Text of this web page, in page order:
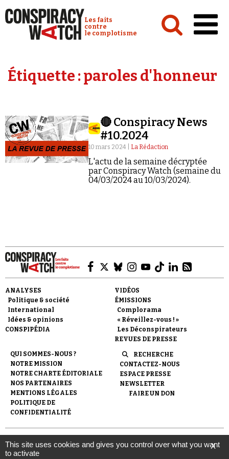
Conspiracy Watch :
Les faits
contre
le complotisme
Analyses
Vidéos
Émissions
Revues de presse
Faire un don
Demander à Vera
Étiquette :paroles d'honneur
🔴 Conspiracy News
#10.2024
10 mars 2024 | La Rédaction
L'actu de la semaine décryptée
par Conspiracy Watch (semaine du
04/03/2024 au 10/03/2024).
ANALYSES
Politique & société
International
Idées & opinions
CONSPIPÉDIA
VIDÉOS
ÉMISSIONS
Complorama
« Réveillez-vous ! »
Les Déconspirateurs
REVUES DE PRESSE
QUI SOMMES-NOUS ?
NOTRE MISSION
NOTRE CHARTE ÉDITORIALE
NOS PARTENAIRES
MENTIONS LÉGALES
POLITIQUE DE
CONFIDENTIALITÉ
RECHERCHE
CONTACTEZ-NOUS
ESPACE PRESSE
NEWSLETTER
FAIRE UN DON
© 2007- 2026 Conspiracy Watch | Une réalisation de
l'Observatoire du conspirationnisme (association loi de 1901) avec
le soutien de la Fondation pour la Mémoire de la Shoah.
X
This site uses cookies and gives you control over what you want
to activate